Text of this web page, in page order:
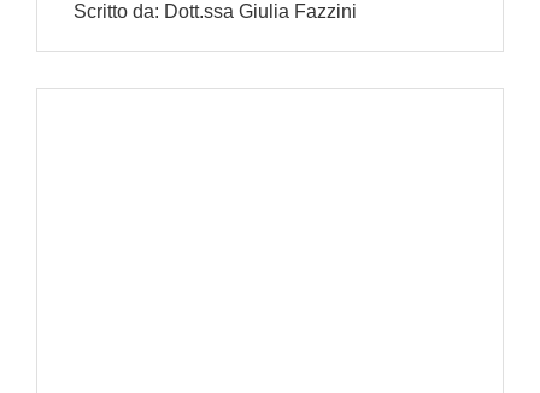
Scritto da: Dott.ssa Giulia Fazzini